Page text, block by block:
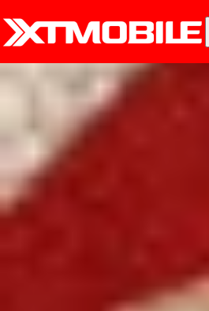
Tin Mới
Tin Mới
iPhone
23/07/2025
Cập nhật:23/05/2026